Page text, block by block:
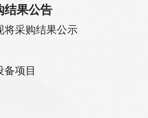
结果公告
将采购结果公示
备项目